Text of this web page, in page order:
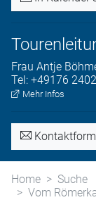
Frau Antje
Tel: +49176
Mehr Infos
Home
Suche
Vom